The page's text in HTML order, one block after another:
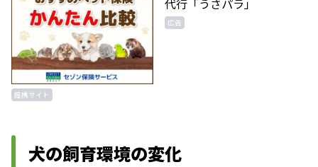
提携サイト
広告
犬の飼育環境の変化